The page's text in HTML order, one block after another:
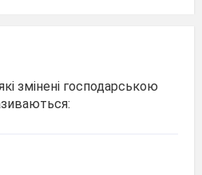
змінені господарською